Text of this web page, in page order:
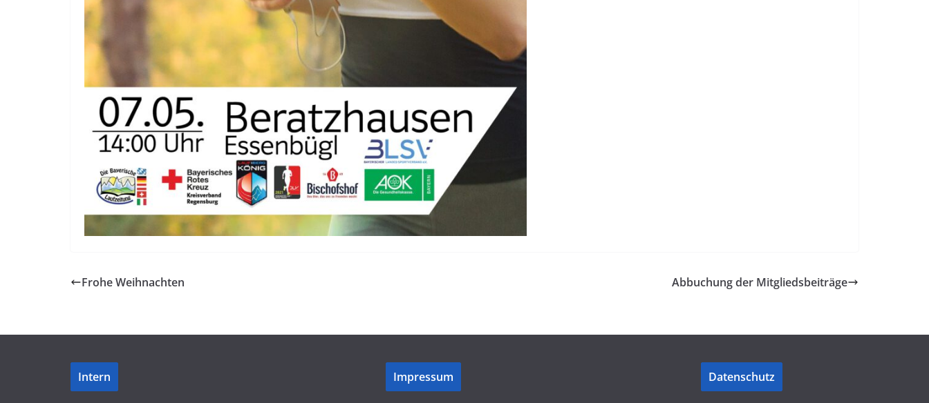
Frohe Weihnachten Abbuchung der Mitgliedsbeiträge
Intern Impressum Datenschutz